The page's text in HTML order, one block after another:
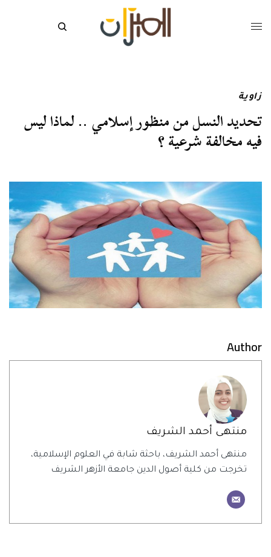
زاوية
تحديد النسل من منظور إسلامي .. لماذا ليس
فيه مخالفة شرعية ؟
Author
منتهى أحمد الشريف
منتهى أحمد الشريف، باحثة شابة في العلوم الإسلامية،
تخرجت من كلية أصول الدين جامعة الأزهر الشريف